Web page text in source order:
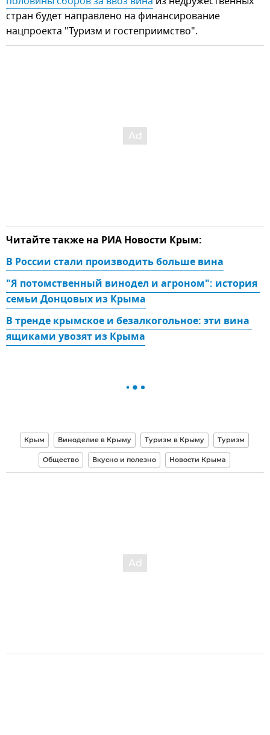
стран будет направлено на финансирование
нацпроекта "Туризм и гостеприимство".
Читайте также на РИА Новости Крым:
В России стали производить больше вина
"Я потомственный винодел и агроном": история
семьи Донцовых из Крыма
В тренде крымское и безалкогольное: эти вина
ящиками увозят из Крыма
Крым Виноделие в Крыму Туризм в Крыму Туризм
Общество Вкусно и полезно Новости Крыма